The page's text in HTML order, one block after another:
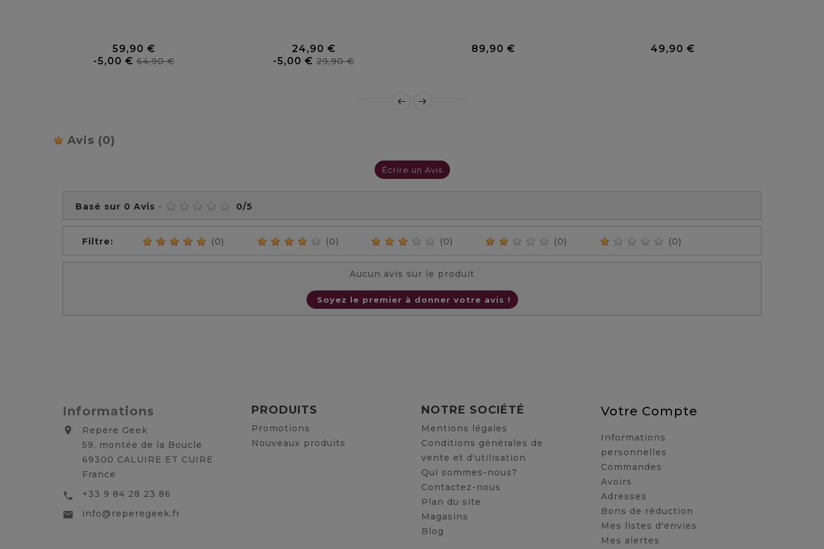
59,90 €
Prix
-5,00 € 64,90 €Prix
24,90 €
Prix
-5,00 € 29,90 €Prix
89,90 €
49,90 €
Avis (0)
Écrire un Avis
Basé sur 0 Avis - 0/5
Filtre: (0) (0) (0) (0) (0)
Aucun avis sur le produit
Soyez le premier à donner votre avis !
Informations

Repere Geek
59, montée de la Boucle
69300 CALUIRE ET CUIRE
France

+33 9 84 28 23 86

info@reperegeek.fr
PRODUITS
Promotions
Nouveaux produits
NOTRE SOCIÉTÉ
Mentions légales
Conditions générales de
vente et d'utilisation
Qui sommes-nous?
Contactez-nous
Plan du site
Magasins
Blog
Votre Compte
Informations
personnelles
Commandes
Avoirs
Adresses
Bons de réduction
Mes listes d'envies
Mes alertes